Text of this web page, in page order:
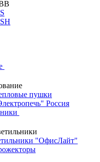
пушки
Россия
"ОфисЛайт"